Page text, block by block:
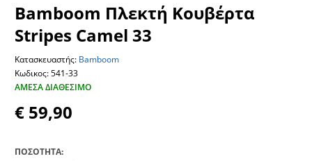
Bamboom Πλεκτή Κουβέρτα
Stripes Camel 33
Κατασκευαστής: Bamboom
Κωδικος: 541-33
ΆΜΕΣΑ ΔΙΑΘΈΣΙΜΟ
€ 59,90
ΠΟΣΟΤΗΤΑ: